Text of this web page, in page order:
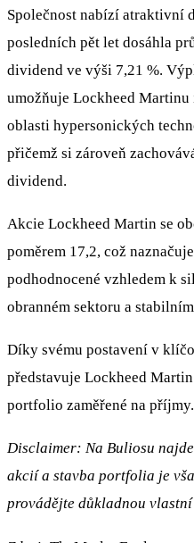
Společnost nabízí atraktivní
posledních pět let dosáhla
dividend ve výši 7,21 %.
umožňuje Lockheed
oblasti hypersonických
přičemž si zároveň
dividend.
Akcie Lockheed Martin se
poměrem 17,2, což
podhodnocené vzhledem k
obranném sektoru a
Díky svému postavení v
představuje Lockheed
portfolio zaměřené na příjmy.
Disclaimer: Na Buliosu
akcií a stavba portfolia je
provádějte důkladnou